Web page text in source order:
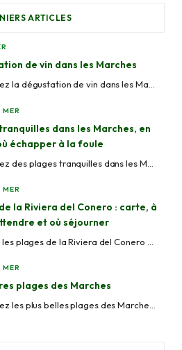
k
a
m
ARTICLES
de vin dans les Marches
dans les Marches, en
échapper à la foule
la Riviera del Conero : carte, à
et où séjourner
plages des Marches